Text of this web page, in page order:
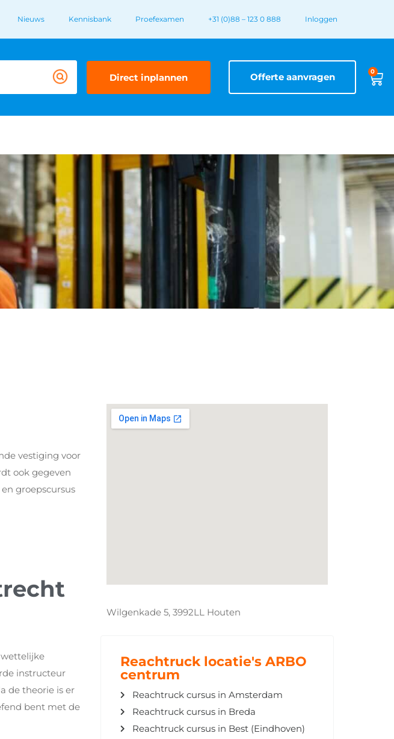
Nieuws Kennisbank Proefexamen +31 (0)88 – 123 0 888 Inloggen
Direct inplannen Offerte aanvragen 0
vestiging voor
ook gegeven
groepscursus
instructeur
de theorie is er
bent met de
Wilgenkade 5, 3992LL Houten
Reachtruck locatie's ARBO
centrum
Reachtruck cursus in Amsterdam
Reachtruck cursus in Breda
Reachtruck cursus in Best (Eindhoven)